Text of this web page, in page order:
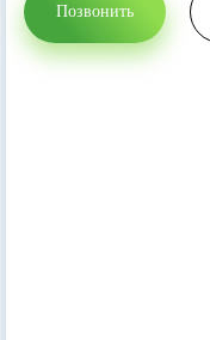
Позвонить
Прикрепить файл